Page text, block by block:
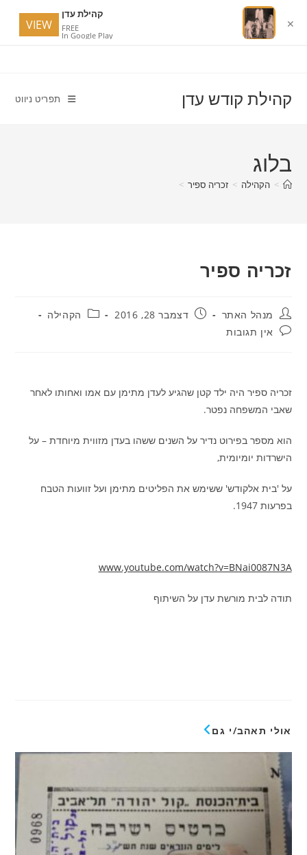
קהילת קודש עדן תפריט ניווט
בלוג
> הקהילה > זכריה ספיר >
זכריה ספיר
מחבר:מנהל האתר פורסם:דצמבר 28, 2016 קטגוריה:הקהילה
תגובות:אין תגובות
זכריה ספיר היה ילד קטן שהגיע לעדן מתימן עם אמו ואחותו לאחר
שאבי המשפחה נפטר.
הוא מספר בפירוט נדיר על השנים ששהו בעדן מזווית מיוחדת – על
הישרדות יומיומית,
על 'בית אלקודש' ששימש את הפליטים מתימן ועל זוועות הטבח
בפרעות 1947.
www.youtube.com/watch?v=BNai0087N3A
תודה לבית מורשת עדן על השיתוף
אולי תאהב/י גם
✕
קהילת עדן
FREE
In Google Play
VIEW